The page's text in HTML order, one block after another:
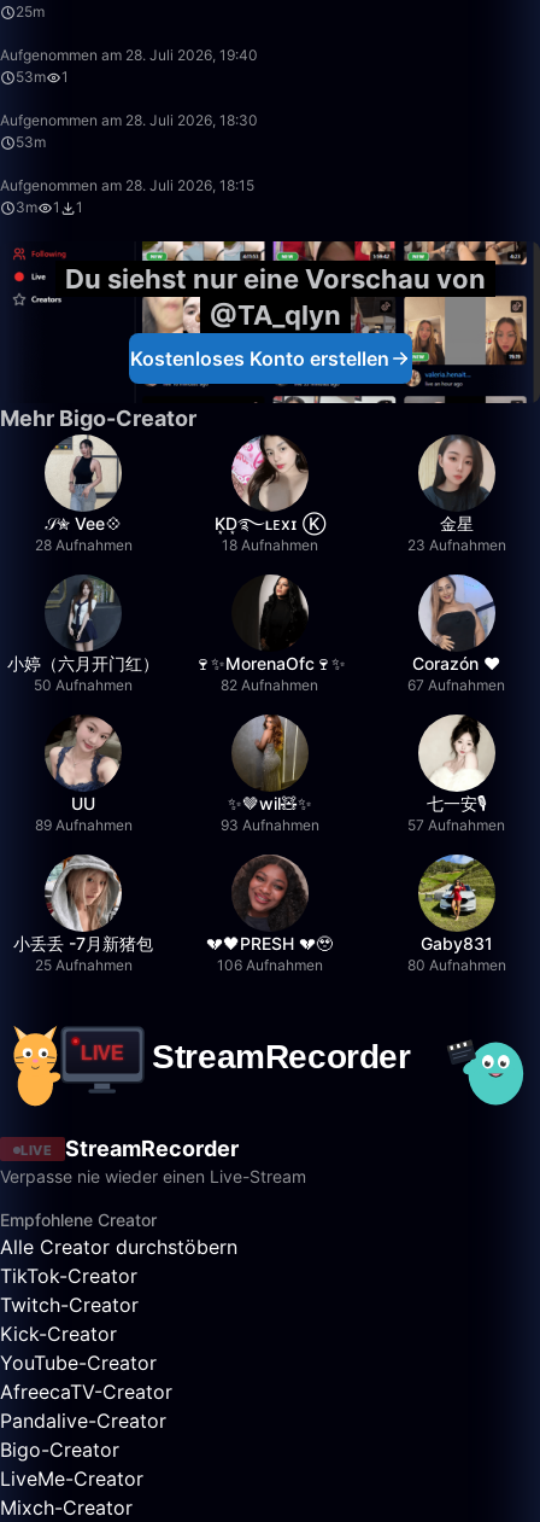
25m
Aufgenommen am 28. Juli 2026, 19:40
53m
1
Aufgenommen am 28. Juli 2026, 18:30
53m
Aufgenommen am 28. Juli 2026, 18:15
3m
1 1
Du siehst nur eine Vorschau von
@TA_qlyn
Kostenloses Konto erstellen
Mehr Bigo-Creator
𝒮✮ Vee💠
28 Aufnahmen
K͙D͙࿐ʟᴇxɪ Ⓚ
18 Aufnahmen
金星
23 Aufnahmen
小婷（六月开门红）
50 Aufnahmen
🍷✨MorenaOfc🍷✨
82 Aufnahmen
Corazón ♥
67 Aufnahmen
UU
89 Aufnahmen
✨🤎wil🧸✨
93 Aufnahmen
七一安🎙️
57 Aufnahmen
小丢丢 -7月新猪包
25 Aufnahmen
💔🖤PRESH 💔🥹
106 Aufnahmen
Gaby831
80 Aufnahmen
LIVE StreamRecorder
Verpasse nie wieder einen Live-Stream
Empfohlene Creator
Alle Creator durchstöbern
TikTok-Creator
Twitch-Creator
Kick-Creator
YouTube-Creator
AfreecaTV-Creator
Pandalive-Creator
Bigo-Creator
LiveMe-Creator
Mixch-Creator